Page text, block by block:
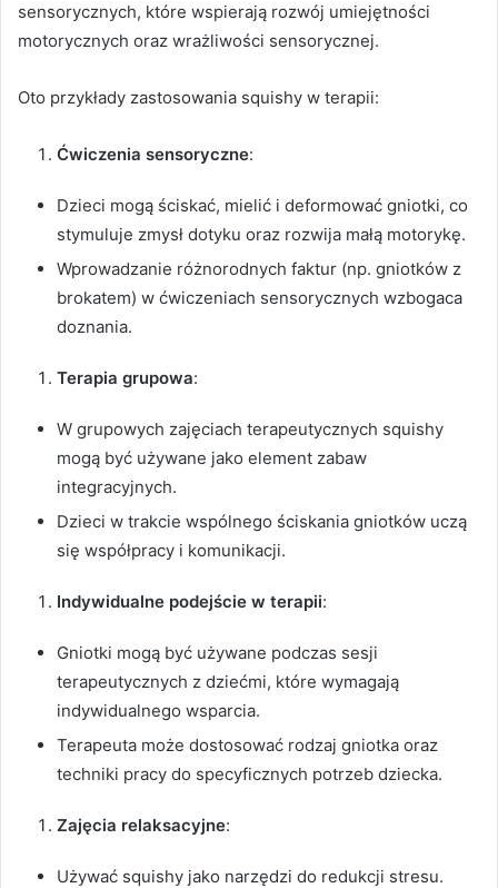
sensorycznych, które wspierają rozwój umiejętności
motorycznych oraz wrażliwości sensorycznej.
Oto przykłady zastosowania squishy w terapii:
Ćwiczenia sensoryczne:
Dzieci mogą ściskać, mielić i deformować gniotki, co
stymuluje zmysł dotyku oraz rozwija małą motorykę.
Wprowadzanie różnorodnych faktur (np. gniotków z
brokatem) w ćwiczeniach sensorycznych wzbogaca
doznania.
Terapia grupowa:
W grupowych zajęciach terapeutycznych squishy
mogą być używane jako element zabaw
integracyjnych.
Dzieci w trakcie wspólnego ściskania gniotków uczą
się współpracy i komunikacji.
Indywidualne podejście w terapii:
Gniotki mogą być używane podczas sesji
terapeutycznych z dziećmi, które wymagają
indywidualnego wsparcia.
Terapeuta może dostosować rodzaj gniotka oraz
techniki pracy do specyficznych potrzeb dziecka.
Zajęcia relaksacyjne:
Używać squishy jako narzędzi do redukcji stresu.